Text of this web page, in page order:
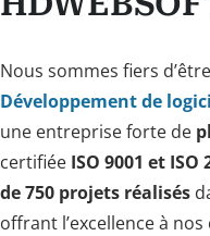
Nous sommes fiers
Développement de
une entreprise forte de
certifiée ISO 9001 et ISO
de 750 projets réalisés
offrant l’excellence à